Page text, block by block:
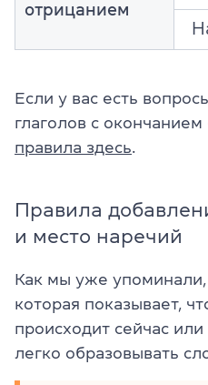
отрицанием
Если у вас есть
глаголов с окончанием
правила здесь.
Правила
и место наречий
Как мы уже
которая показывает,
происходит сейчас
легко образовывать